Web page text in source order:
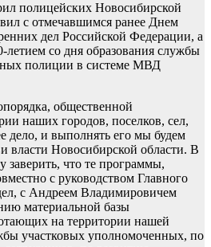
полицейских Новосибирской
с отмечавшимся ранее Днем
дел Российской Федерации, а
со дня образования службы
полиции в системе МВД
общественной
наших городов, поселков, сел,
дело, и выполнять его мы будем
власти Новосибирской области. В
заверить, что те программы,
с руководством Главного
с Андреем Владимировичем
материальной базы
на территории нашей
участковых уполномоченных, по